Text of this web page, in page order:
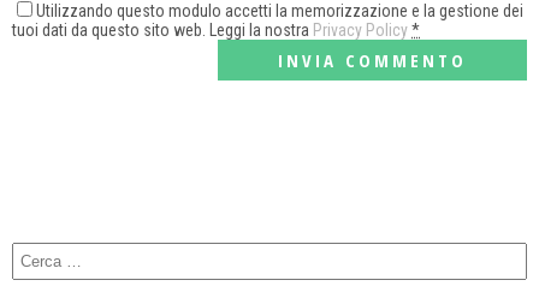
Utilizzando questo modulo accetti la memorizzazione e la gestione dei
tuoi dati da questo sito web. Leggi la nostra Privacy Policy*